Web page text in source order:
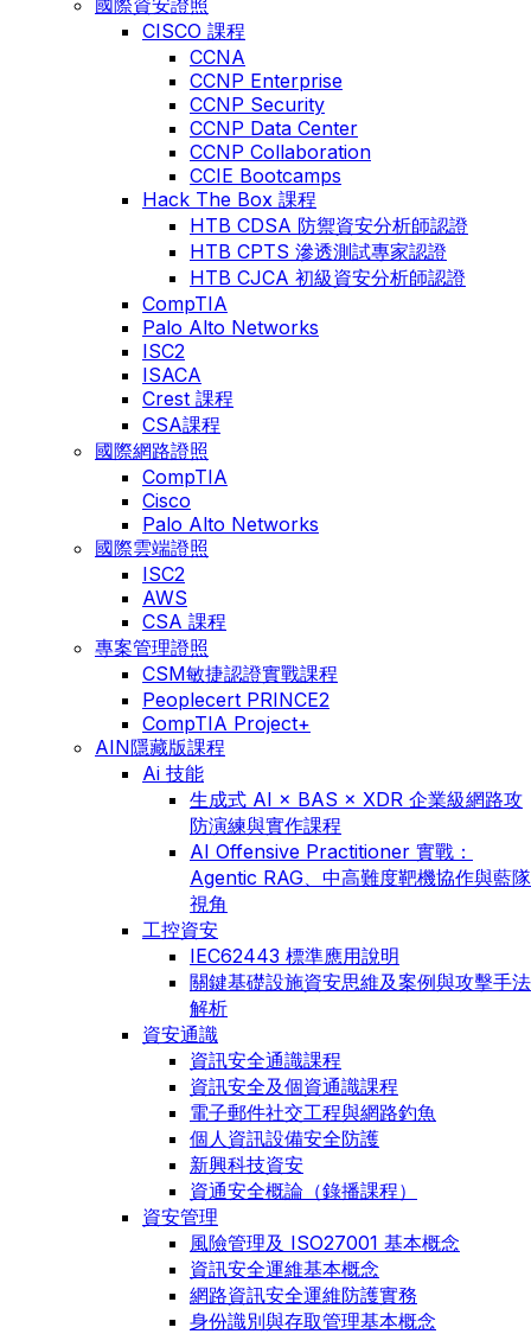
國際資安證照
CISCO 課程
CCNA
CCNP Enterprise
CCNP Security
CCNP Data Center
CCNP Collaboration
CCIE Bootcamps
Hack The Box 課程
HTB CDSA 防禦資安分析師認證
HTB CPTS 滲透測試專家認證
HTB CJCA 初級資安分析師認證
CompTIA
Palo Alto Networks
ISC2
ISACA
Crest 課程
CSA課程
國際網路證照
CompTIA
Cisco
Palo Alto Networks
國際雲端證照
ISC2
AWS
CSA 課程
專案管理證照
CSM敏捷認證實戰課程
Peoplecert PRINCE2
CompTIA Project+
AIN隱藏版課程
Ai 技能
生成式 AI × BAS × XDR 企業級網路攻
防演練與實作課程
AI Offensive Practitioner 實戰：
Agentic RAG、中高難度靶機協作與藍隊
視角
工控資安
IEC62443 標準應用說明
關鍵基礎設施資安思維及案例與攻擊手法
解析
資安通識
資訊安全通識課程
資訊安全及個資通識課程
電子郵件社交工程與網路釣魚
個人資訊設備安全防護
新興科技資安
資通安全概論（錄播課程）
資安管理
風險管理及 ISO27001 基本概念
資訊安全運維基本概念
網路資訊安全運維防護實務
身份識別與存取管理基本概念